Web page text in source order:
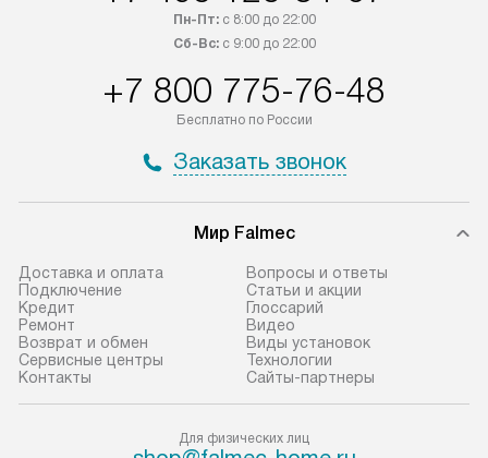
Пн-Пт:с 8:00 до 22:00
Сб-Вс:с 9:00 до 22:00
+7 800 775-76-48
Бесплатно по России
Заказать звонок
Мир Falmec
Доставка и оплата
Подключение
Кредит
Ремонт
Возврат и обмен
Сервисные центры
Контакты
Вопросы и ответы
Статьи и акции
Глоссарий
Видео
Виды установок
Технологии
Сайты-партнеры
Для физических лиц